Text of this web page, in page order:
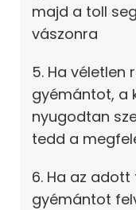
majd a toll
vászonra
5. Ha véletlen
gyémántot, a
nyugodtan
tedd a
6. Ha az
gyémántot